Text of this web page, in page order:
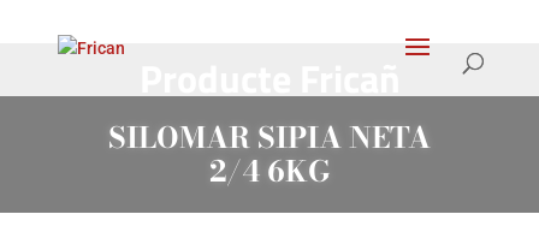
search
SILOMAR SIPIA NETA
2/4 6KG